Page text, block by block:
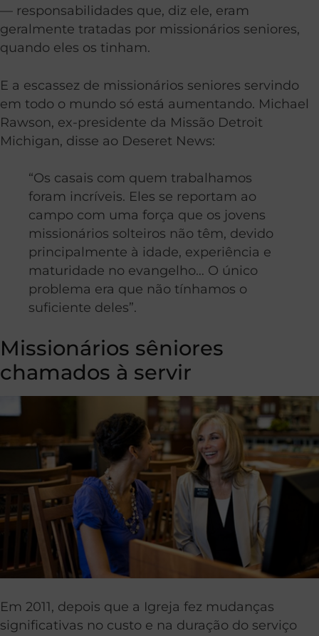
— responsabilidades que, diz ele, eram
geralmente tratadas por missionários seniores,
quando eles os tinham.
E a escassez de missionários seniores servindo
em todo o mundo só está aumentando. Michael
Rawson, ex-presidente da Missão Detroit
Michigan, disse ao Deseret News:
“Os casais com quem trabalhamos
foram incríveis. Eles se reportam ao
campo com uma força que os jovens
missionários solteiros não têm, devido
principalmente à idade, experiência e
maturidade no evangelho… O único
problema era que não tínhamos o
suficiente deles”.
Missionários sêniores
chamados à servir
Em 2011, depois que a Igreja fez mudanças
significativas no custo e na duração do serviço